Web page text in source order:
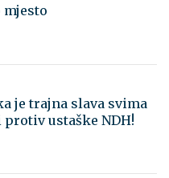
mjesto
je trajna slava svima
ustaške NDH!